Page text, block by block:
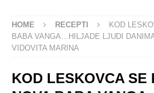
HOME RECEPTI
KOD
BABA VANGA…HILJADE LJUDI
VIDOVITA MARINA
KOD LESKOVCA SE